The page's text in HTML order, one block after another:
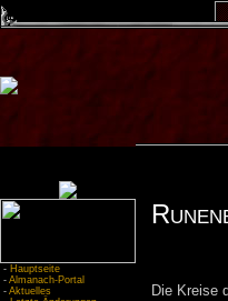
- Hauptseite
- Almanach-Portal
- Aktuelles
Die Kreise